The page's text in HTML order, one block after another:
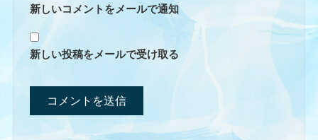
新しいコメントをメールで通知
新しい投稿をメールで受け取る